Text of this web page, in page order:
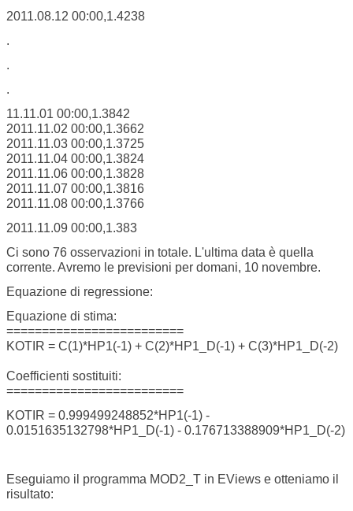
2011.08.12 00:00,1.4238
.
.
.
11.11.01 00:00,1.3842
2011.11.02 00:00,1.3662
2011.11.03 00:00,1.3725
2011.11.04 00:00,1.3824
2011.11.06 00:00,1.3828
2011.11.07 00:00,1.3816
2011.11.08 00:00,1.3766
2011.11.09 00:00,1.383
Ci sono 76 osservazioni in totale. L'ultima data è quella
corrente. Avremo le previsioni per domani, 10 novembre.
Equazione di regressione:
Equazione di stima:
=========================
KOTIR = C(1)*HP1(-1) + C(2)*HP1_D(-1) + C(3)*HP1_D(-2)
Coefficienti sostituiti:
=========================
KOTIR = 0.999499248852*HP1(-1) -
0.0151635132798*HP1_D(-1) - 0.176713388909*HP1_D(-2)
Eseguiamo il programma MOD2_T in EViews e otteniamo il
risultato: